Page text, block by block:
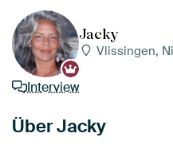
Jacky
Vlissingen,
Interview
Über Jacky